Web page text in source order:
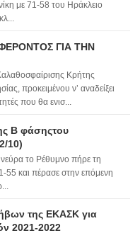
με 71-58 του Ηράκλειο
ΓΙΑ ΤΗΝ
Κρήτης
προκειμένου ν’ αναδείξει
που θα ενισ...
Β φάσηςτου
10)
νεύρα το Ρέθυμνο πήρε τη
55 και πέρασε στην επόμενη
της ΕΚΑΣΚ για
2021-2022